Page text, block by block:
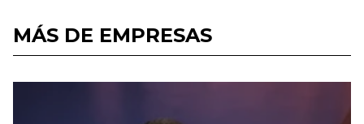
MÁS DE EMPRESAS